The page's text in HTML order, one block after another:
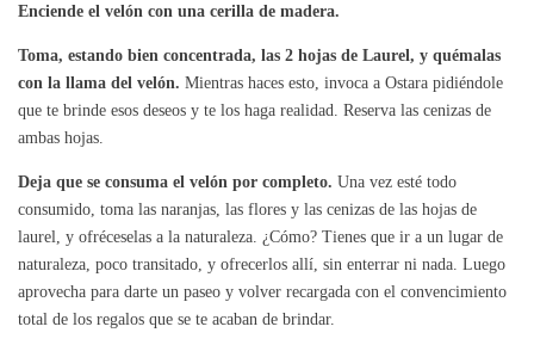
Enciende el velón con una cerilla de madera.
Toma, estando bien concentrada, las 2 hojas de Laurel, y quémalas
con la llama del velón. Mientras haces esto, invoca a Ostara pidiéndole
que te brinde esos deseos y te los haga realidad. Reserva las cenizas de
ambas hojas.
Deja que se consuma el velón por completo. Una vez esté todo
consumido, toma las naranjas, las flores y las cenizas de las hojas de
laurel, y ofréceselas a la naturaleza. ¿Cómo? Tienes que ir a un lugar de
naturaleza, poco transitado, y ofrecerlos allí, sin enterrar ni nada. Luego
aprovecha para darte un paseo y volver recargada con el convencimiento
total de los regalos que se te acaban de brindar.